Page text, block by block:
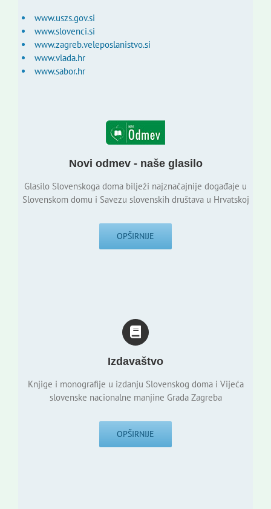
www.uszs.gov.si
www.slovenci.si
www.zagreb.veleposlanistvo.si
www.vlada.hr
www.sabor.hr
Novi odmev - naše glasilo
Glasilo Slovenskoga doma bilježi najznačajnije događaje u
Slovenskom domu i Savezu slovenskih društava u Hrvatskoj
OPŠIRNIJE
Izdavaštvo
Knjige i monografije u izdanju Slovenskog doma i Vijeća
slovenske nacionalne manjine Grada Zagreba
OPŠIRNIJE